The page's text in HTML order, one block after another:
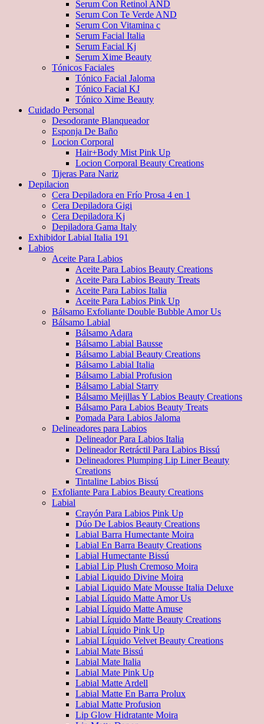
Serum Con Retinol AND
Serum Con Te Verde AND
Serum Con Vitamina c
Serum Facial Italia
Serum Facial Kj
Serum Xime Beauty
Tónicos Faciales
Tónico Facial Jaloma
Tónico Facial KJ
Tónico Xime Beauty
Cuidado Personal
Desodorante Blanqueador
Esponja De Baño
Locion Corporal
Hair+Body Mist Pink Up
Locion Corporal Beauty Creations
Tijeras Para Nariz
Depilacion
Cera Depiladora en Frío Prosa 4 en 1
Cera Depiladora Gigi
Cera Depiladora Kj
Depiladora Gama Italy
Exhibidor Labial Italia 191
Labios
Aceite Para Labios
Aceite Para Labios Beauty Creations
Aceite Para Labios Beauty Treats
Aceite Para Labios Italia
Aceite Para Labios Pink Up
Bálsamo Exfoliante Double Bubble Amor Us
Bálsamo Labial
Bálsamo Adara
Bálsamo Labial Bausse
Bálsamo Labial Beauty Creations
Bálsamo Labial Italia
Bálsamo Labial Profusion
Bálsamo Labial Starry
Bálsamo Mejillas Y Labios Beauty Creations
Bálsamo Para Labios Beauty Treats
Pomada Para Labios Jaloma
Delineadores para Labios
Delineador Para Labios Italia
Delineador Retráctil Para Labios Bissú
Delineadores Plumping Lip Liner Beauty
Creations
Tintaline Labios Bissú
Exfoliante Para Labios Beauty Creations
Labial
Crayón Para Labios Pink Up
Dúo De Labios Beauty Creations
Labial Barra Humectante Moira
Labial En Barra Beauty Creations
Labial Humectante Bissú
Labial Lip Plush Cremoso Moira
Labial Liquido Divine Moira
Labial Liquido Mate Mousse Italia Deluxe
Labial Líquido Matte Amor Us
Labial Líquido Matte Amuse
Labial Líquido Matte Beauty Creations
Labial Líquido Pink Up
Labial Líquido Velvet Beauty Creations
Labial Mate Bissú
Labial Mate Italia
Labial Mate Pink Up
Labial Matte Ardell
Labial Matte En Barra Prolux
Labial Matte Profusion
Lip Glow Hidratante Moira